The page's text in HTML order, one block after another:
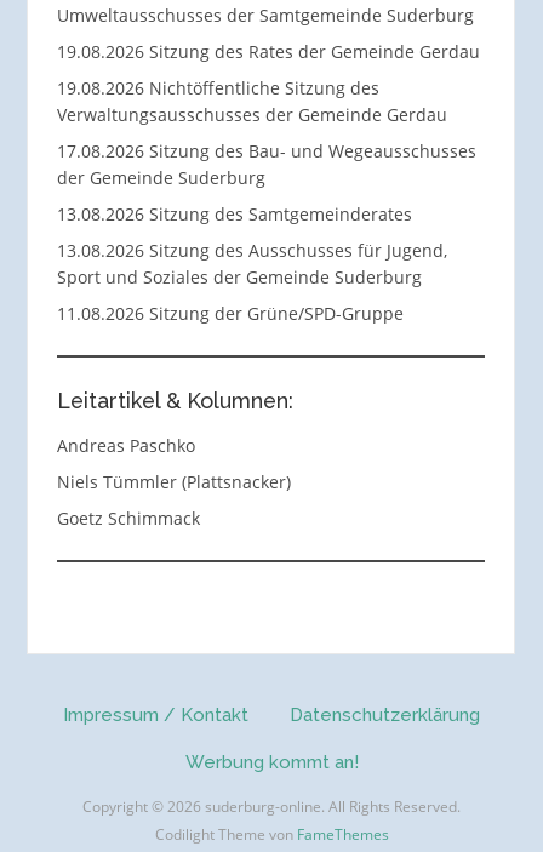
Umweltausschusses der Samtgemeinde Suderburg
19.08.2026 Sitzung des Rates der Gemeinde Gerdau
19.08.2026 Nichtöffentliche Sitzung des
Verwaltungsausschusses der Gemeinde Gerdau
17.08.2026 Sitzung des Bau- und Wegeausschusses
der Gemeinde Suderburg
13.08.2026 Sitzung des Samtgemeinderates
13.08.2026 Sitzung des Ausschusses für Jugend,
Sport und Soziales der Gemeinde Suderburg
11.08.2026 Sitzung der Grüne/SPD-Gruppe
Leitartikel & Kolumnen:
Andreas Paschko
Niels Tümmler (Plattsnacker)
Goetz Schimmack
Impressum / Kontakt Datenschutzerklärung
Werbung kommt an!
Copyright © 2026 suderburg-online. All Rights Reserved.
Codilight Theme von FameThemes